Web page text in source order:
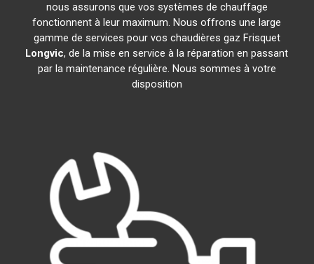
nous assurons que vos systèmes de chauffage
fonctionnent à leur maximum. Nous offrons une large
gamme de services pour vos chaudières gaz Frisquet
Longvic, de la mise en service à la réparation en passant
par la maintenance régulière. Nous sommes à votre
disposition